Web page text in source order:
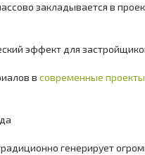
закладывается в
эффект для
в современные проекты
генерирует